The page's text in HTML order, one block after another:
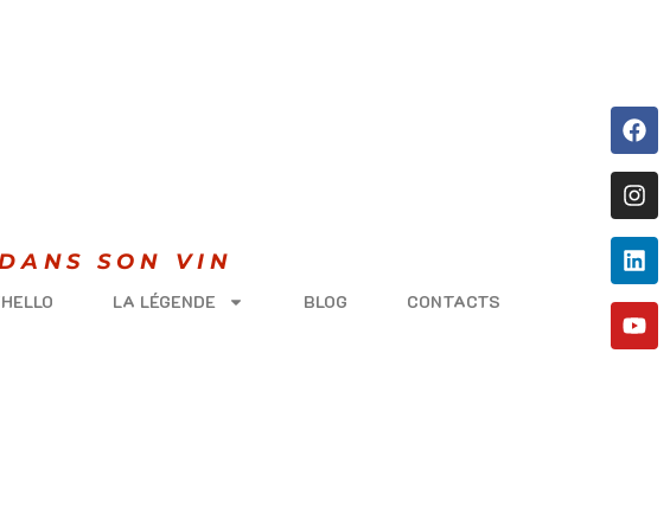
SON VIN
LA LÉGENDE BLOG CONTACTS